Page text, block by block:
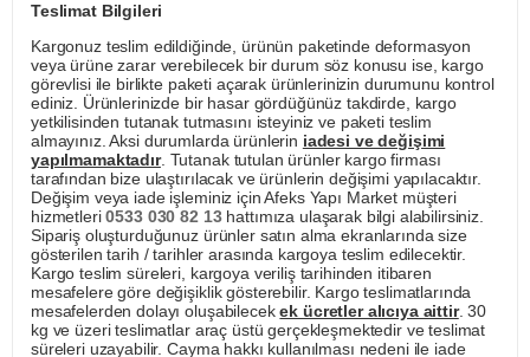
Teslimat Bilgileri
Kargonuz teslim edildiğinde, ürünün paketinde deformasyon
veya ürüne zarar verebilecek bir durum söz konusu ise, kargo
görevlisi ile birlikte paketi açarak ürünlerinizin durumunu kontrol
ediniz. Ürünlerinizde bir hasar gördüğünüz takdirde, kargo
yetkilisinden tutanak tutmasını isteyiniz ve paketi teslim
almayınız. Aksi durumlarda ürünlerin iadesi ve değişimi
yapılmamaktadır. Tutanak tutulan ürünler kargo firması
tarafından bize ulaştırılacak ve ürünlerin değişimi yapılacaktır.
Değişim veya iade işleminiz için Afeks Yapı Market müşteri
hizmetleri0533 030 82 13hattımıza ulaşarak bilgi alabilirsiniz.
Sipariş oluşturduğunuz ürünler satın alma ekranlarında size
gösterilen tarih / tarihler arasında kargoya teslim edilecektir.
Kargo teslim süreleri, kargoya veriliş tarihinden itibaren
mesafelere göre değişiklik gösterebilir. Kargo teslimatlarında
mesafelerden dolayı oluşabilecekek ücretler alıcıya aittir. 30
kg ve üzeri teslimatlar araç üstü gerçekleşmektedir ve teslimat
süreleri uzayabilir. Cayma hakkı kullanılması nedeni ile iade